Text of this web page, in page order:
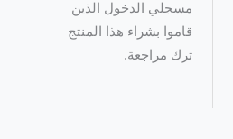
مسجلي الدخول الذين
قاموا بشراء هذا المنتج
ترك مراجعة.